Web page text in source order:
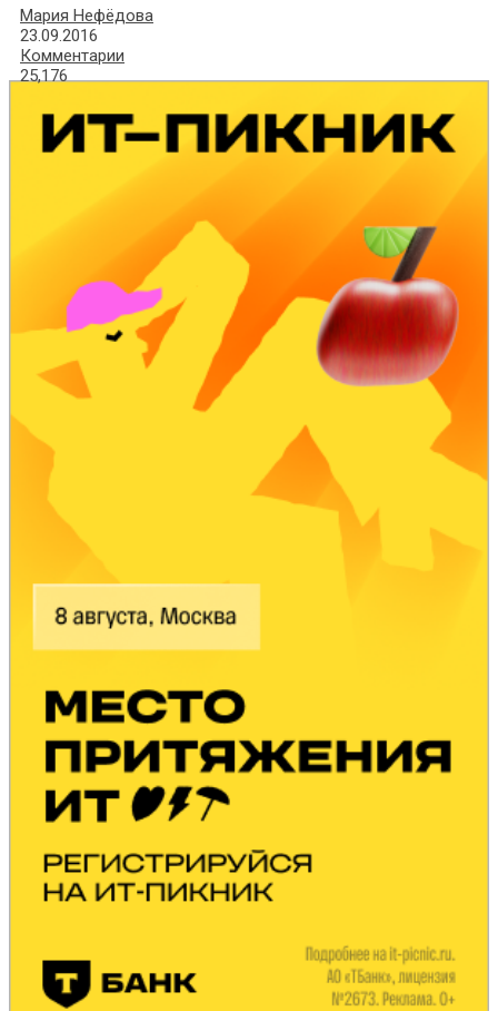
Мария Нефёдова
23.09.2016
Комментарии
25,176